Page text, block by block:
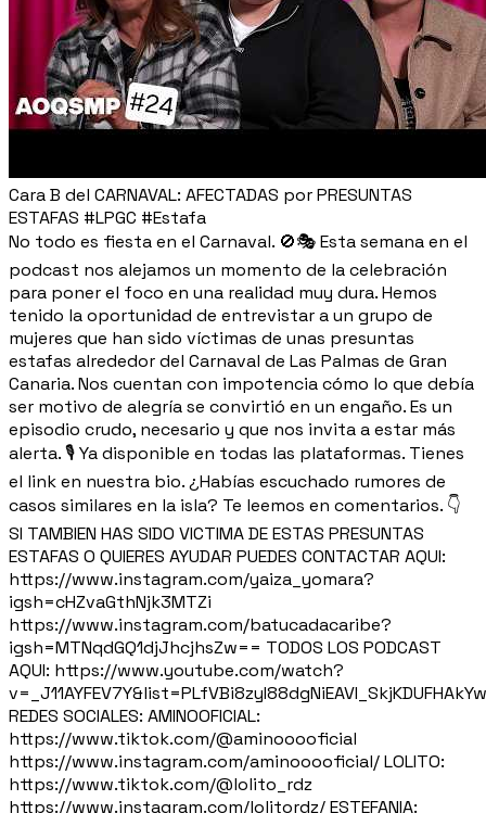
Cara B del CARNAVAL: AFECTADAS por PRESUNTAS
ESTAFAS #LPGC #Estafa
No todo es fiesta en el Carnaval. 🚫🎭 Esta semana en el
podcast nos alejamos un momento de la celebración
para poner el foco en una realidad muy dura. Hemos
tenido la oportunidad de entrevistar a un grupo de
mujeres que han sido víctimas de unas presuntas
estafas alrededor del Carnaval de Las Palmas de Gran
Canaria. Nos cuentan con impotencia cómo lo que debía
ser motivo de alegría se convirtió en un engaño. Es un
episodio crudo, necesario y que nos invita a estar más
alerta. 🎙️ Ya disponible en todas las plataformas. Tienes
el link en nuestra bio. ¿Habías escuchado rumores de
casos similares en la isla? Te leemos en comentarios. 👇
SI TAMBIEN HAS SIDO VICTIMA DE ESTAS PRESUNTAS
ESTAFAS O QUIERES AYUDAR PUEDES CONTACTAR AQUI:
https://www.instagram.com/yaiza_yomara?
igsh=cHZvaGthNjk3MTZi
https://www.instagram.com/batucadacaribe?
igsh=MTNqdGQ1djJhcjhsZw== TODOS LOS PODCAST
AQUI: https://www.youtube.com/watch?
REDES SOCIALES: AMINOOFICIAL:
https://www.tiktok.com/@aminooooficial
https://www.instagram.com/aminooooficial/ LOLITO:
https://www.tiktok.com/@lolito_rdz
https://www.instagram.com/lolitordz/ ESTEFANIA: